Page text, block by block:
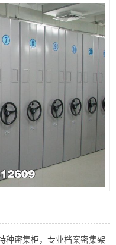
种密集柜，专业档案密集架